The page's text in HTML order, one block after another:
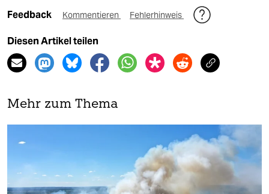
Feedback Kommentieren Fehlerhinweis
Diesen Artikel teilen
Mehr zum Thema